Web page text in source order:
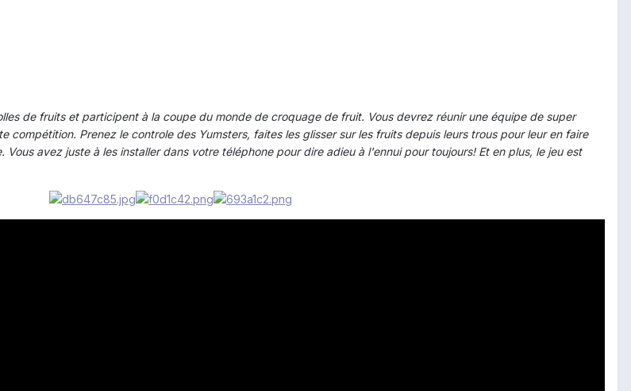
de fruits et participent à la coupe du monde de croquage de fruit. Vous devrez réunir une équipe de super
compétition. Prenez le controle des Yumsters, faites les glisser sur les fruits depuis leurs trous pour leur en faire
avez juste à les installer dans votre téléphone pour dire adieu à l'ennui pour toujours! Et en plus, le jeu est